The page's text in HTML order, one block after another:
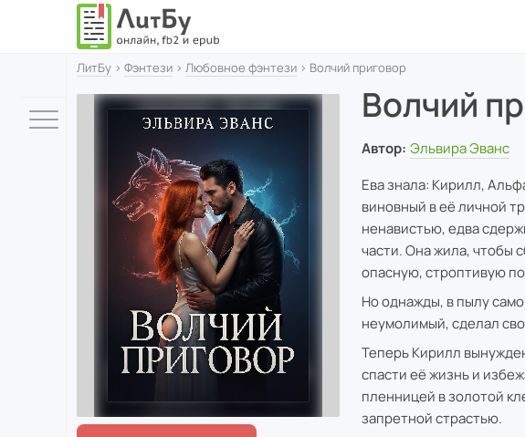
ЛитБу › Фэнтези › Любовное фэнтези › Волчий приговор
Волчий
Автор: Эльвира Эванс
Ева знала: Кирилл,
виновный в её личной
ненавистью, едва
части. Она жила, чтобы
опасную, строптивую
Но однажды, в пылу
неумолимый, сделал
Теперь Кирилл
спасти её жизнь и
пленницей в золотой
запретной страстью.